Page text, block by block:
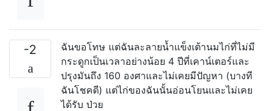
-2
ฉันขอโทษ แต่ฉันละลายน้ำแข็งเต้านมไก่ที่ไม่มี
กระดูกเป็นเวลาอย่างน้อย 4 ปีที่เคาน์เตอร์และ
ปรุงมันถึง 160 องศาและไม่เคยมีปัญหา (บางที
ฉันโชคดี) แต่ไก่ของฉันนั้นอ่อนโยนและไม่เคย
ได้รับ ป่วย